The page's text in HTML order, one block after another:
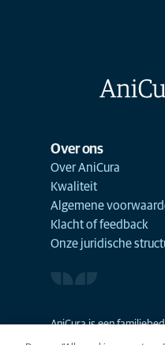
Over ons
Over AniCura
Kwaliteit
Algemene
Klacht of feedback
Onze juridische
AniCura is een